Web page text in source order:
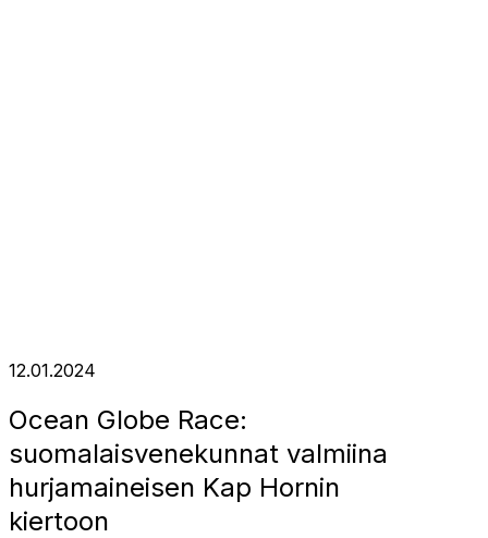
12.01.2024
Ocean Globe Race:
suomalaisvenekunnat valmiina
hurjamaineisen Kap Hornin
kiertoon